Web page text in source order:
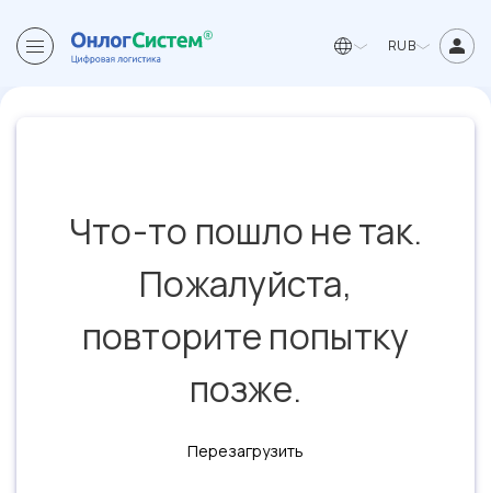
RUB
Что-то пошло не так.
Пожалуйста,
повторите попытку
позже.
Перезагрузить